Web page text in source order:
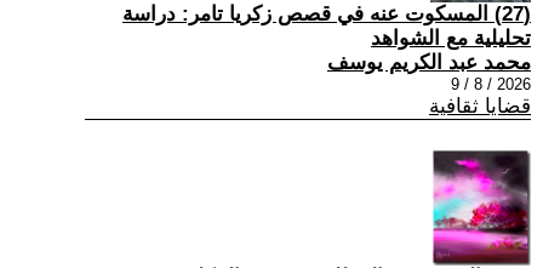
(27) المسكوت عنه في قصص زكريا تامر: دراسة
تحليلية مع الشواهد
محمد عبد الكريم يوسف
2026 / 8 / 9
قضايا ثقافية